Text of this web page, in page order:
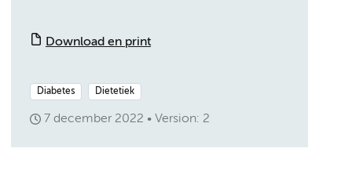
Download en print
Diabetes Dietetiek
7 december 2022 Version: 2